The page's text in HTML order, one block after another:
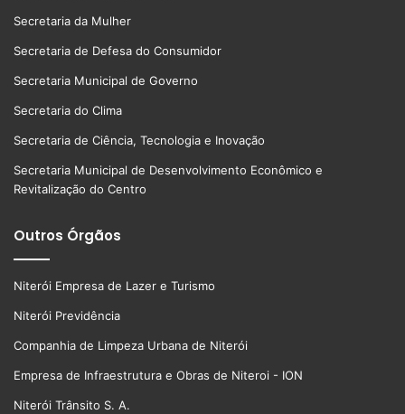
Secretaria da Mulher
Secretaria de Defesa do Consumidor
Secretaria Municipal de Governo
Secretaria do Clima
Secretaria de Ciência, Tecnologia e Inovação
Secretaria Municipal de Desenvolvimento Econômico e
Revitalização do Centro
Outros Órgãos
Niterói Empresa de Lazer e Turismo
Niterói Previdência
Companhia de Limpeza Urbana de Niterói
Empresa de Infraestrutura e Obras de Niteroi - ION
Niterói Trânsito S. A.